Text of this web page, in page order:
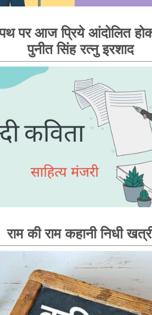
पर आज प्रिये आंदोलित
पुनीत सिंह रत्नु इरशाद
राम की राम कहानी निधी